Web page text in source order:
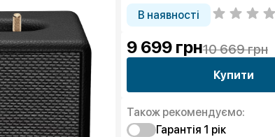
В наявності
9 699 грн10 669 грн
Купити
Також рекомендуємо:
Гарантія 1 рiк